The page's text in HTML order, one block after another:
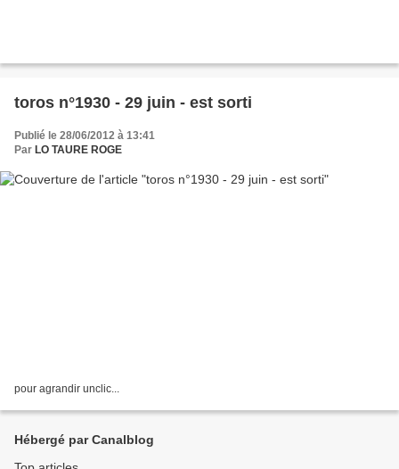
toros n°1930 - 29 juin - est sorti
Publié le 28/06/2012 à 13:41
Par LO TAURE ROGE
pour agrandir unclic...
Hébergé par Canalblog